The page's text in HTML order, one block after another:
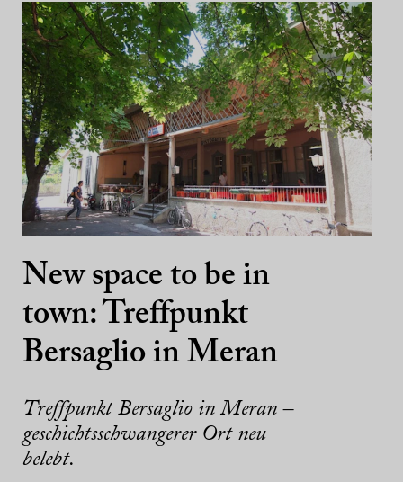
New space to be in
town: Treffpunkt
Bersaglio in Meran
Treffpunkt Bersaglio in Meran –
geschichtsschwangerer Ort neu
belebt.